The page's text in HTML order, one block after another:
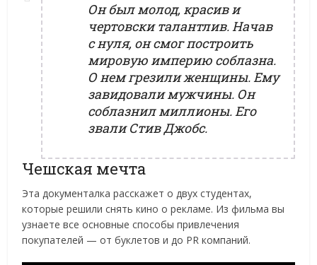
Он был молод, красив и
чертовски талантлив. Начав
с нуля, он смог построить
мировую империю соблазна.
О нем грезили женщины. Ему
завидовали мужчины. Он
соблазнил миллионы. Его
звали Стив Джобс.
Чешская мечта
Эта документалка расскажет о двух студентах,
которые решили снять кино о рекламе. Из фильма вы
узнаете все основные способы привлечения
покупателей — от буклетов и до PR компаний.